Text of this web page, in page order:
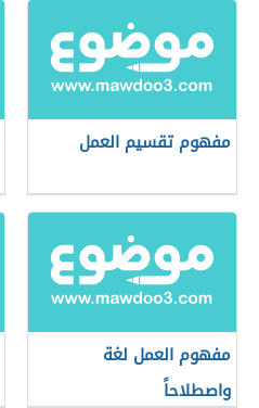
مفهوم تقسيم العمل
مفهوم العمل لغة
واصطلاحاً